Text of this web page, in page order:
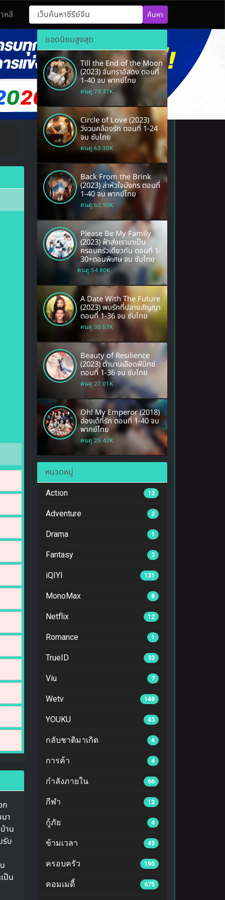
หลี ค้นหา
ยจีนโบราณ หนังยอดฮิต อิงประวัติศาสตร์
ก
า
าน
รับ
ป็น
ยอดนิยมสูงสุด
Till the End of the Moon
(2023) จันทราอัสดง ตอนที่
1-40 จบ พากย์ไทย
คนดู:79.37K
Circle of Love (2023)
วังวนคล้องรัก ตอนที่ 1-24
จบ ซับไทย
คนดู:63.30K
Back From the Brink
(2023) ล่าหัวใจมังกร ตอนที่
1-40 จบ พากย์ไทย
คนดู:62.90K
Please Be My Family
(2023) ฟ้าส่งเรามาเป็น
ครอบครัวเดียวกัน ตอนที่ 1-
30+ตอนพิเศษ จบ ซับไทย
คนดู:54.80K
A Date With The Future
(2023) พบรักที่ปลายสัญญา
ตอนที่ 1-36 จบ ซับไทย
คนดู:30.57K
Beauty of Resilience
(2023) ตำนานเลือดฟีนิกซ์
ตอนที่ 1-36 จบ ซับไทย
คนดู:27.01K
Oh! My Emperor (2018)
ฮ่องเต้ที่รัก ตอนที่ 1-40 จบ
พากย์ไทย
คนดู:25.47K
หมวดหมู่
Action 12
Adventure 2
Drama 1
Fantasy 2
iQIYI 131
MonoMax 8
Netflix 12
Romance 1
TrueID 33
Viu 7
Wetv 148
YOUKU 43
กลับชาติมาเกิด 4
การค้า 4
กำลังภายใน 66
กีฬา 12
กู้ภัย 4
ข้ามเวลา 45
ครอบครัว 190
คอมเมดี้ 675